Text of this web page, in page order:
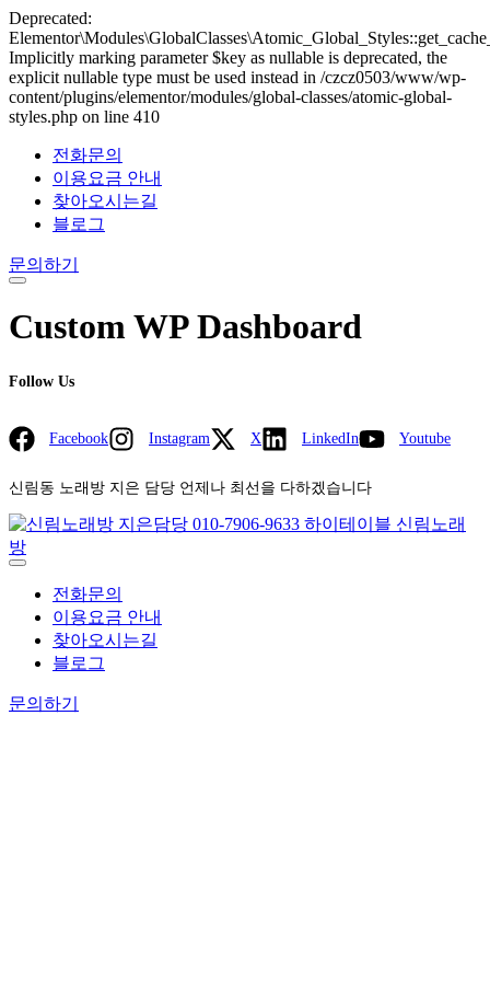
Deprecated:
Implicitly marking parameter $key as nullable is deprecated, the
explicit nullable type must be used instead in /czcz0503/www/wp-
content/plugins/elementor/modules/global-classes/atomic-global-
styles.php on line 410
전화문의
이용요금 안내
찾아오시는길
블로그
문의하기
Custom WP Dashboard
Follow Us
Facebook Instagram X LinkedIn Youtube
신림동 노래방 지은 담당 언제나 최선을 다하겠습니다
전화문의
이용요금 안내
찾아오시는길
블로그
문의하기